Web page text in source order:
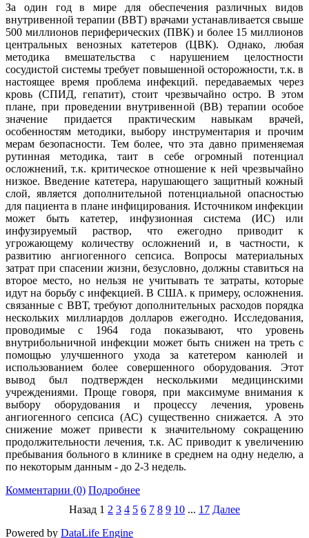
За один год в мире для обеспечения различных видов
внутривенной терапии (ВВТ) врачами устанавливается свыше
500 миллионов периферических (ПВК) и более 15 миллионов
центральных венозных катетеров (ЦВК). Однако, любая
методика вмешательства с нарушением целостности
сосудистой системы требует повышенной осторожности, т.к. в
настоящее время проблема инфекций. передаваемых через
кровь (СПИД, гепатит), стоит чрезвычайно остро. В этом
плане, при проведении внутривенной (ВВ) терапии особое
значение придается практическим навыкам врачей,
особенностям методики, выбору инструментария и прочим
мерам безопасности. Тем более, что эта давно применяемая
рутинная методика, таит в себе огромный потенциал
осложнений, т.к. критическое отношение к ней чрезвычайно
низкое. Введение катетера, нарушающего защитный кожный
слой, является дополнительной потенциальной опасностью
для пациента в плане инфицирования. Источником инфекции
может быть катетер, инфузионная система (ИС) или
инфузируемый раствор, что ежегодно приводит к
угрожающему количеству осложнений и, в частности, к
развитию ангиогенного сепсиса. Вопросы материальных
затрат при спасении жизни, безусловно, должны ставиться на
второе место, но нельзя не учитывать те затраты, которые
идут на борьбу с инфекцией. В США. к примеру, осложнения.
связанные с ВВТ, требуют дополнительных расходов порядка
нескольких миллиардов долларов ежегодно. Исследования,
проводимые с 1964 года показывают, что уровень
внутрибольничной инфекции может быть снижен на треть с
помощью улучшенного ухода за катетером канюлей и
использованием более совершенного оборудования. Этот
вывод был подтвержден несколькими медицинскими
учреждениями. Проще говоря, при максимуме внимания к
выбору оборудования и процессу лечения, уровень
ангиогенного сепсиса (АС) существенно снижается. А это
снижение может привести к значительному сокращению
продолжительности лечения, т.к. АС приводит к увеличению
пребывания больного в клинике в среднем на одну неделю, а
по некоторым данным - до 2-3 недель.
Комментарии (0) Подробнее
Назад 1 2 3 4 5 6 7 8 9 10 ... 17 Далее
Powered by DataLife Engine